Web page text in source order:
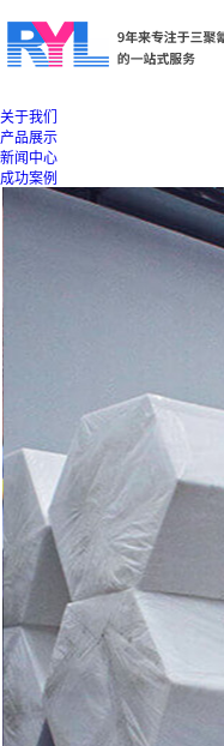
关于我们
产品展示
新闻中心
成功案例